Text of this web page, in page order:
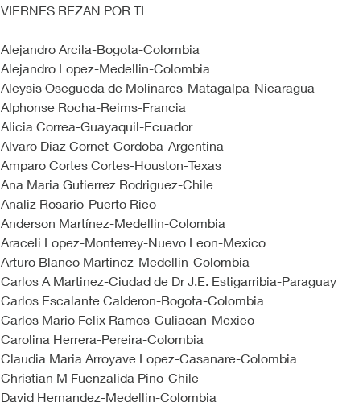
VIERNES REZAN POR TI
Alejandro Arcila-Bogota-Colombia
Alejandro Lopez-Medellin-Colombia
Aleysis Osegueda de Molinares-Matagalpa-Nicaragua
Alphonse Rocha-Reims-Francia
Alicia Correa-Guayaquil-Ecuador
Alvaro Diaz Cornet-Cordoba-Argentina
Amparo Cortes Cortes-Houston-Texas
Ana Maria Gutierrez Rodriguez-Chile
Analiz Rosario-Puerto Rico
Anderson Martínez-Medellin-Colombia
Araceli Lopez-Monterrey-Nuevo Leon-Mexico
Arturo Blanco Martinez-Medellin-Colombia
Carlos A Martinez-Ciudad de Dr J.E. Estigarribia-Paraguay
Carlos Escalante Calderon-Bogota-Colombia
Carlos Mario Felix Ramos-Culiacan-Mexico
Carolina Herrera-Pereira-Colombia
Claudia Maria Arroyave Lopez-Casanare-Colombia
Christian M Fuenzalida Pino-Chile
David Hernandez-Medellin-Colombia